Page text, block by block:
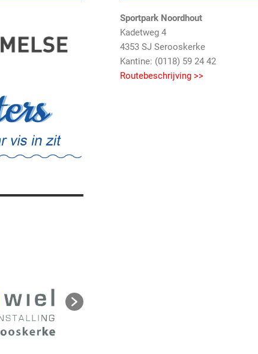
Sportpark Noordhout
Kadetweg 4
4353 SJ Serooskerke
Kantine: (0118) 59 24 42
Routebeschrijving >>